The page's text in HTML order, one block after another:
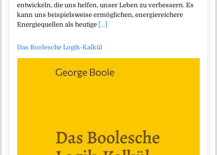
entwickeln, die uns helfen, unser Leben zu verbessern. Es
kann uns beispielsweise ermöglichen, energiereichere
Energiequellen als heutige [...]
Das Boolesche Logik-Kalkül